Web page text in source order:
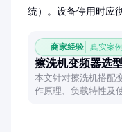
统）。设备停用时应
商家经验 真实案
擦洗机变频器选
本文针对擦洗机搭配
作原理、负载特性及